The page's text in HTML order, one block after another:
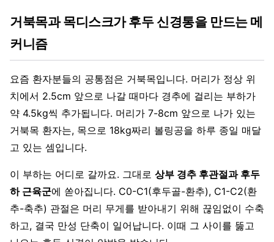
거북목과 목디스크가 후두 신경통을 만드는 메
커니즘
요즘 환자분들의 공통점은 거북목입니다. 머리가 정상 위
치에서 2.5cm 앞으로 나갈 때마다 경추에 걸리는 부하가
약 4.5kg씩 추가됩니다. 머리가 7-8cm 앞으로 나가 있는
거북목 환자는, 목으로 18kg짜리 볼링공을 하루 종일 매달
고 있는 셈입니다.
이 부하는 어디로 갈까요. 그대로 상부 경추 후관절과 후두
하 근육군에 쏟아집니다. C0-C1(후두골-환추), C1-C2(환
추-축추) 관절은 머리 무게를 받아내기 위해 끊임없이 수축
하고, 결국 만성 단축이 일어납니다. 이때 그 사이를 뚫고